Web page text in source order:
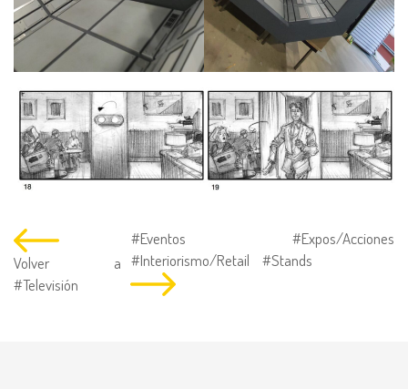
Volver a
#Televisión
#Eventos
#Expos/Acciones
#Interiorismo/Retail
#Stands